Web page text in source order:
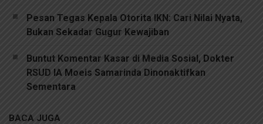
Pesan Tegas Kepala Otorita IKN: Cari Nilai Nyata,
Bukan Sekadar Gugur Kewajiban
Buntut Komentar Kasar di Media Sosial, Dokter
RSUD IA Moeis Samarinda Dinonaktifkan
Sementara
BACA JUGA